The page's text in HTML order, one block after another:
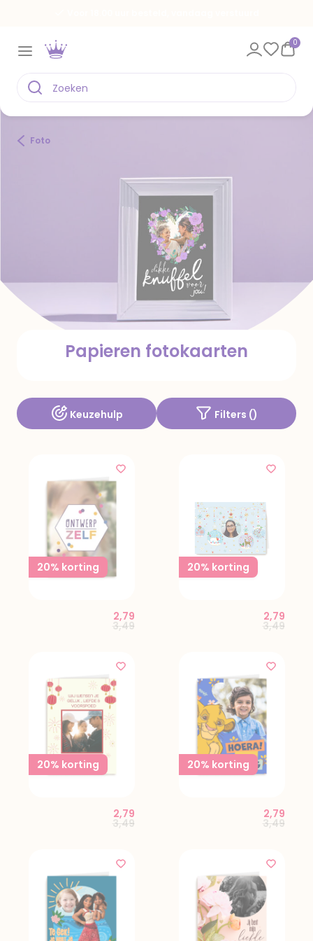
0
Foto
Papieren fotokaarten
Keuzehulp Filters ()
20% korting
Price reduced from
3,49to
2,79
20% korting
Price
3,49to
2,79
20% korting
Price reduced from
3,49to
2,79
20% korting
Price
3,49to
2,79